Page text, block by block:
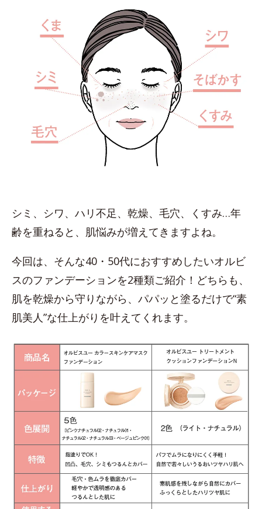
シミ、シワ、ハリ不足、乾燥、毛穴、くすみ…年
齢を重ねると、肌悩みが増えてきますよね。
今回は、そんな40・50代におすすめしたいオルビ
スのファンデーションを2種類ご紹介！どちらも、
肌を乾燥から守りながら、パパッと塗るだけで“素
肌美人”な仕上がりを叶えてくれます。